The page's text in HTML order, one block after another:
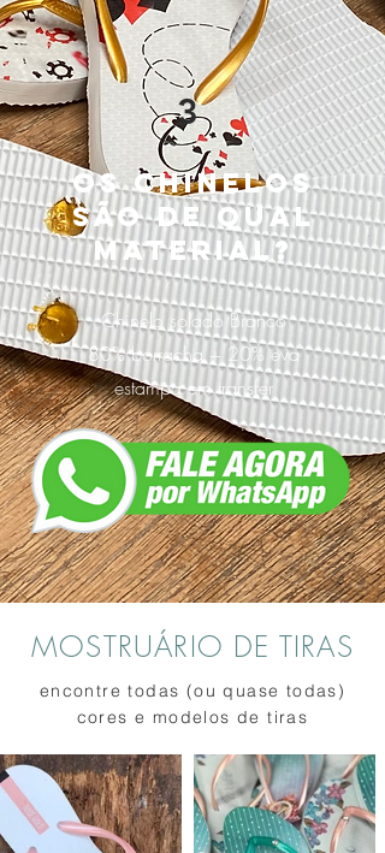
3
Os chinelos
são de qual
material?
Chinelo solado Branco
80% borracha + 20% eva
estampa em transfer
MOSTRUÁRIO DE TIRAS
encontre todas (ou quase todas)
cores e modelos de tiras